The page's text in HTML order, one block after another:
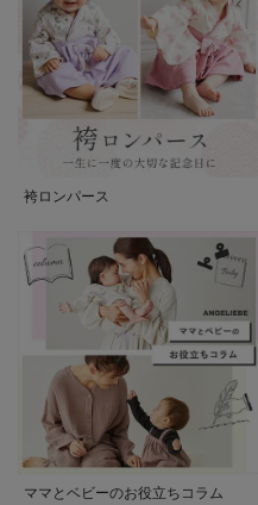
袴ロンパース
ママとベビーのお役立ちコラム